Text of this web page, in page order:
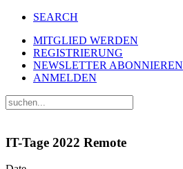
SEARCH
MITGLIED WERDEN
REGISTRIERUNG
NEWSLETTER ABONNIEREN
ANMELDEN
IT-Tage 2022 Remote